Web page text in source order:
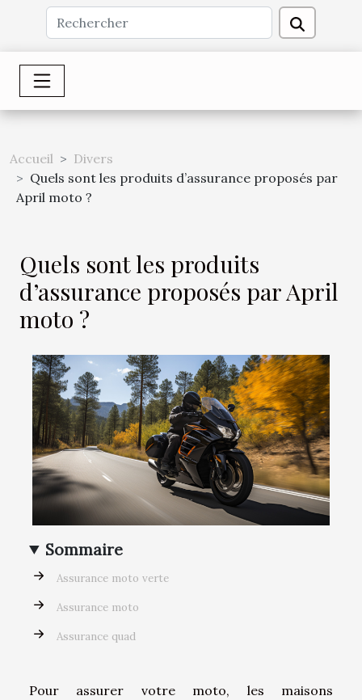
Accueil
Divers
Quels sont les produits d’assurance proposés par
April moto ?
Quels sont les produits
d’assurance proposés par April
moto ?
Sommaire
Assurance moto verte
Assurance moto
Assurance quad
Pour assurer votre moto, les maisons